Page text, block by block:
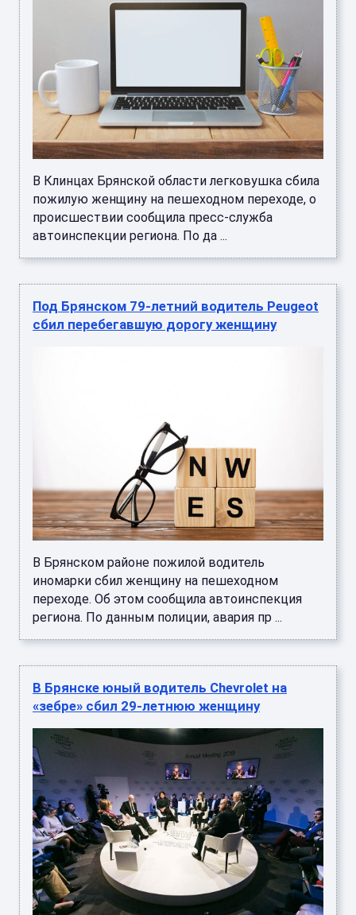
В Клинцах Брянской области легковушка сбила
пожилую женщину на пешеходном переходе, о
происшествии сообщила пресс-служба
автоинспекции региона. По да ...
Под Брянском 79-летний водитель Peugeot
сбил перебегавшую дорогу женщину
В Брянском районе пожилой водитель
иномарки сбил женщину на пешеходном
переходе. Об этом сообщила автоинспекция
региона. По данным полиции, авария пр ...
В Брянске юный водитель Chevrolet на
«зебре» сбил 29-летнюю женщину